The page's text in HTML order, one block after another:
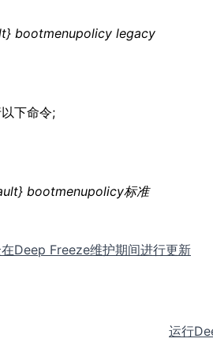
bootmenupolicy legacy
下命令;
bootmenupolicy标准
Deep Freeze维护期间进行更新
运行